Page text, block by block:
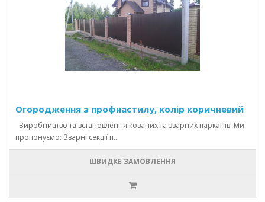
Огородження з профнастилу, колір коричневий
Виробництво та встановлення кованих та зварних парканів. Ми
пропонуємо: Зварні секції п..
ШВИДКЕ ЗАМОВЛЕННЯ